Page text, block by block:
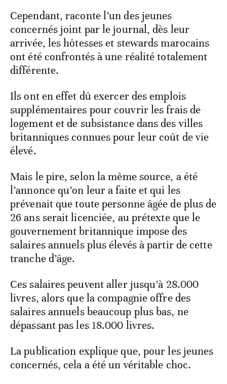
Cependant, raconte l’un des jeunes
concernés joint par le journal, dès leur
arrivée, les hôtesses et stewards marocains
ont été confrontés à une réalité totalement
différente.
Ils ont en effet dû exercer des emplois
supplémentaires pour couvrir les frais de
logement et de subsistance dans des villes
britanniques connues pour leur coût de vie
élevé.
Mais le pire, selon la même source, a été
l’annonce qu’on leur a faite et qui les
prévenait que toute personne âgée de plus de
26 ans serait licenciée, au prétexte que le
gouvernement britannique impose des
salaires annuels plus élevés à partir de cette
tranche d’âge.
Ces salaires peuvent aller jusqu’à 28.000
livres, alors que la compagnie offre des
salaires annuels beaucoup plus bas, ne
dépassant pas les 18.000 livres.
La publication explique que, pour les jeunes
concernés, cela a été un véritable choc.